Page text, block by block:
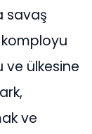
savaş
ve ülkesine
ve